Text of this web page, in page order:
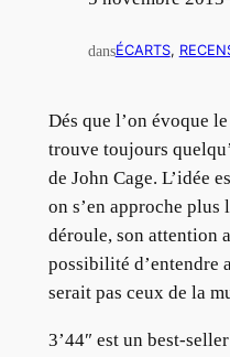
dansÉCARTS,
Dés que l’on évoque
trouve toujours
de John Cage. L’idée
on s’en approche plus
déroule, son attention
possibilité d’entendre
serait pas ceux de la
3’44″ est un best-